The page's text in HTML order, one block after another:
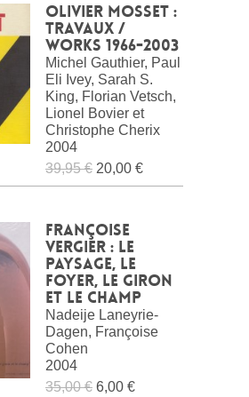
Olivier Mosset :
Travaux /
Works 1966-2003
Michel Gauthier, Paul
Eli Ivey, Sarah S.
King, Florian Vetsch,
Lionel Bovier et
Christophe Cherix
2004
39,95 € 20,00 €
Françoise
Vergier : Le
paysage, le
foyer, le giron
et le champ
Nadeije Laneyrie-
Dagen, Françoise
Cohen
2004
35,00 € 6,00 €